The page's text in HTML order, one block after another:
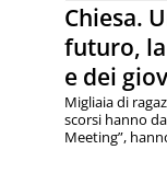
Chiesa.
futuro,
e dei
Migliaia di
scorsi hanno
Meeting”,